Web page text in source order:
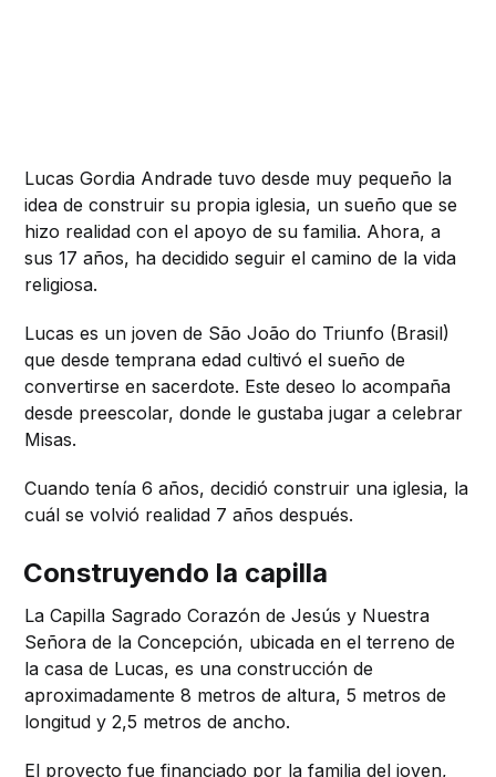
Lucas Gordia Andrade tuvo desde muy pequeño la
idea de construir su propia iglesia, un sueño que se
hizo realidad con el apoyo de su familia. Ahora, a
sus 17 años, ha decidido seguir el camino de la vida
religiosa.
Lucas es un joven de São João do Triunfo (Brasil)
que desde temprana edad cultivó el sueño de
convertirse en sacerdote. Este deseo lo acompaña
desde preescolar, donde le gustaba jugar a celebrar
Misas.
Cuando tenía 6 años, decidió construir una iglesia, la
cuál se volvió realidad 7 años después.
Construyendo la capilla
La Capilla Sagrado Corazón de Jesús y Nuestra
Señora de la Concepción, ubicada en el terreno de
la casa de Lucas, es una construcción de
aproximadamente 8 metros de altura, 5 metros de
longitud y 2,5 metros de ancho.
El proyecto fue financiado por la familia del joven,